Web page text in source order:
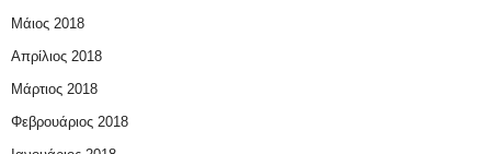
Μάιος 2018
Απρίλιος 2018
Μάρτιος 2018
Φεβρουάριος 2018